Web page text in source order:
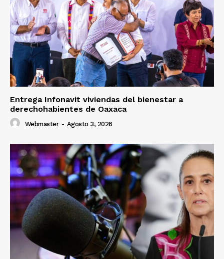
Entrega Infonavit viviendas del bienestar a
derechohabientes de Oaxaca
Webmaster - Agosto 3, 2026